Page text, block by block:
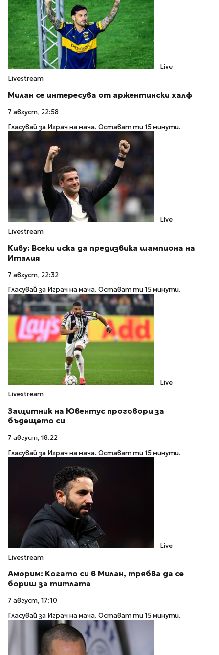
Live
Livestream
Милан се интересува от аржентински халф
7 август, 22:58
Гласувай за Играч на мача. Остават ти 15 минути.
Live
Livestream
Киву: Всеки иска да предизвика шампиона на
Италия
7 август, 22:32
Гласувай за Играч на мача. Остават ти 15 минути.
Live
Livestream
Защитник на Ювентус проговори за
бъдещето си
7 август, 18:22
Гласувай за Играч на мача. Остават ти 15 минути.
Live
Livestream
Аморим: Когато си в Милан, трябва да се
бориш за титлата
7 август, 17:10
Гласувай за Играч на мача. Остават ти 15 минути.